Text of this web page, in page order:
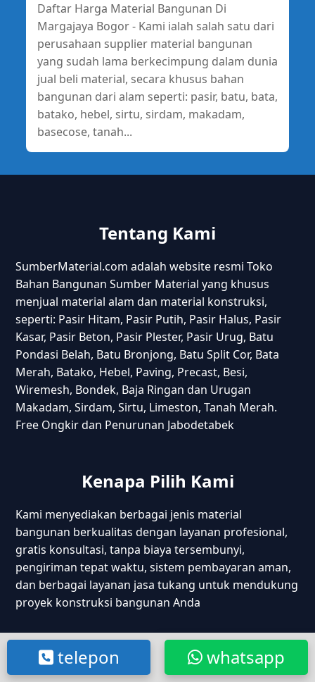
Daftar Harga Material Bangunan Di
Margajaya Bogor - Kami ialah salah satu dari
perusahaan supplier material bangunan
yang sudah lama berkecimpung dalam dunia
jual beli material, secara khusus bahan
bangunan dari alam seperti: pasir, batu, bata,
batako, hebel, sirtu, sirdam, makadam,
basecose, tanah...
Tentang Kami
SumberMaterial.com adalah website resmi Toko
Bahan Bangunan Sumber Material yang khusus
menjual material alam dan material konstruksi,
seperti: Pasir Hitam, Pasir Putih, Pasir Halus, Pasir
Kasar, Pasir Beton, Pasir Plester, Pasir Urug, Batu
Pondasi Belah, Batu Bronjong, Batu Split Cor, Bata
Merah, Batako, Hebel, Paving, Precast, Besi,
Wiremesh, Bondek, Baja Ringan dan Urugan
Makadam, Sirdam, Sirtu, Limeston, Tanah Merah.
Free Ongkir dan Penurunan Jabodetabek
Kenapa Pilih Kami
Kami menyediakan berbagai jenis material
bangunan berkualitas dengan layanan profesional,
gratis konsultasi, tanpa biaya tersembunyi,
pengiriman tepat waktu, sistem pembayaran aman,
dan berbagai layanan jasa tukang untuk mendukung
proyek konstruksi bangunan Anda
Kontak Kamiwhatsapp
telepon